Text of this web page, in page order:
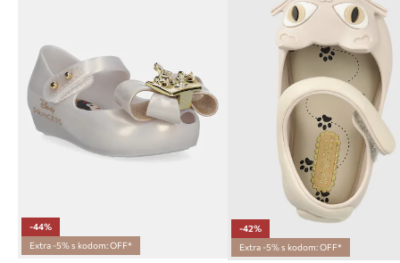
-44%
Extra -5% s kodom: OFF*
-42%
Extra -5% s kodom: OFF*